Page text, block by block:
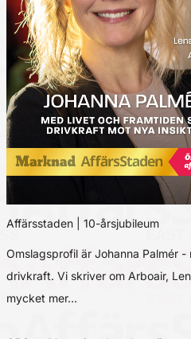
Affärsstaden | 10-årsjubileum
Omslagsprofil är Johanna Palmér
drivkraft. Vi skriver om Arboair,
mycket mer…